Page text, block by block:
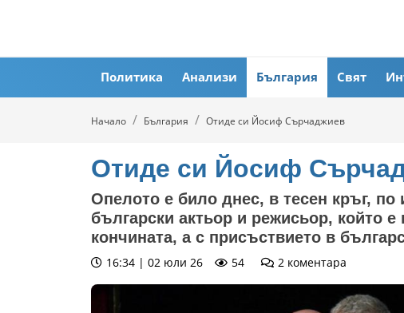
Политика Анализи България Свят
Начало България Отиде си Йосиф Сърчаджиев
Отиде си Йосиф
Опелото е било днес, в тесен кръг,
български актьор и режисьор, който
кончината, а с присъствието в
16:34 | 02 юли 26 54 2 коментара